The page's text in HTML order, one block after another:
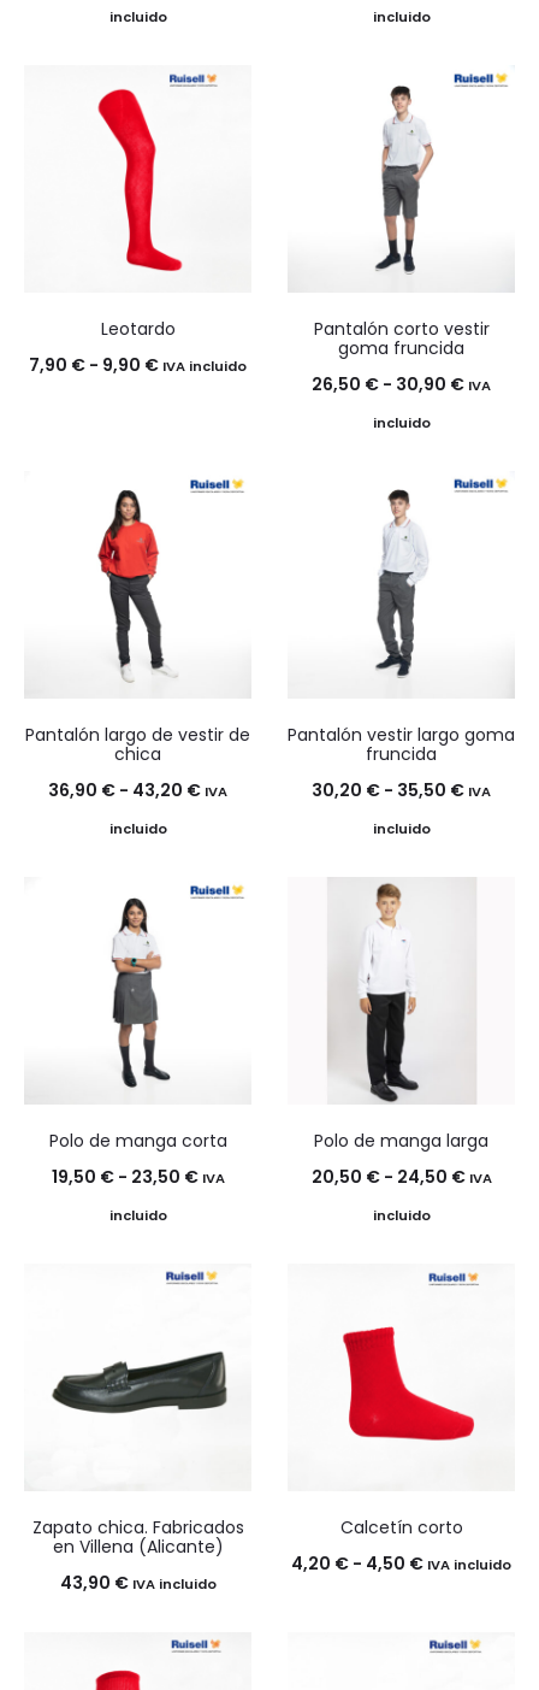
desde
incluido
desde
incluido
Leotardo
7,90 € - 9,90 €Rango
hasta
IVA incluido
Pantalón corto vestir
goma fruncida
26,50 € - 30,90 €Rango
desde
IVA
incluido
Pantalón largo de vestir de
chica
36,90 € - 43,20 €Rango
desde
IVA
incluido
Pantalón vestir largo goma
fruncida
30,20 € - 35,50 €Rango
IVA
incluido
Polo de manga corta
19,50 € - 23,50 €Rango
desde
hasta
23,50 €
IVA
incluido
Polo de manga larga
20,50 € - 24,50 €Rango
desde
IVA
incluido
Zapato chica. Fabricados
en Villena (Alicante)
43,90 € IVA incluido
Calcetín corto
4,20 € - 4,50 €Rango
precios:
IVA incluido